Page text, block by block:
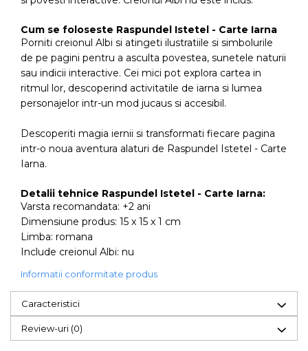
Cum se foloseste Raspundel Istetel - Carte Iarna
Porniti creionul Albi si atingeti ilustratiile si simbolurile
de pe pagini pentru a asculta povestea, sunetele naturii
sau indicii interactive. Cei mici pot explora cartea in
ritmul lor, descoperind activitatile de iarna si lumea
personajelor intr-un mod jucaus si accesibil.
Descoperiti magia iernii si transformati fiecare pagina
intr-o noua aventura alaturi de Raspundel Istetel - Carte
Iarna.
Detalii tehnice Raspundel Istetel - Carte Iarna:
Varsta recomandata: +2 ani
Dimensiune produs: 15 x 15 x 1 cm
Limba: romana
Include creionul Albi: nu
Informatii conformitate produs
Caracteristici
Review-uri (0)